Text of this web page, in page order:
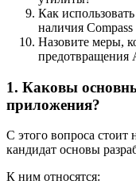
Как
наличия
Назовите меры,
предотвращения
1. Каковы
приложения?
С этого вопроса стоит
кандидат основы
К ним относятся: